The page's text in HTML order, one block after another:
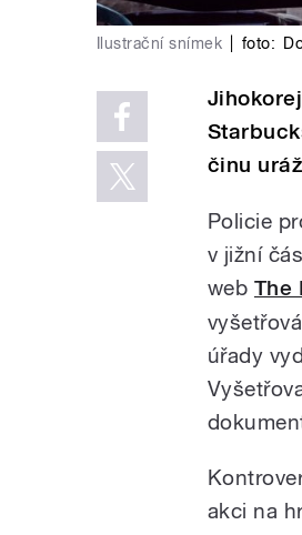
Ilustrační snímek foto:
činu
Policie
v jižní
web The
úřady
akci na